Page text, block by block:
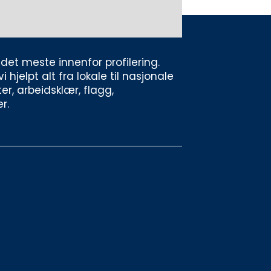
meste innenfor profilering.
hjelpt alt fra lokale til nasjonale
arbeidsklær, flagg,